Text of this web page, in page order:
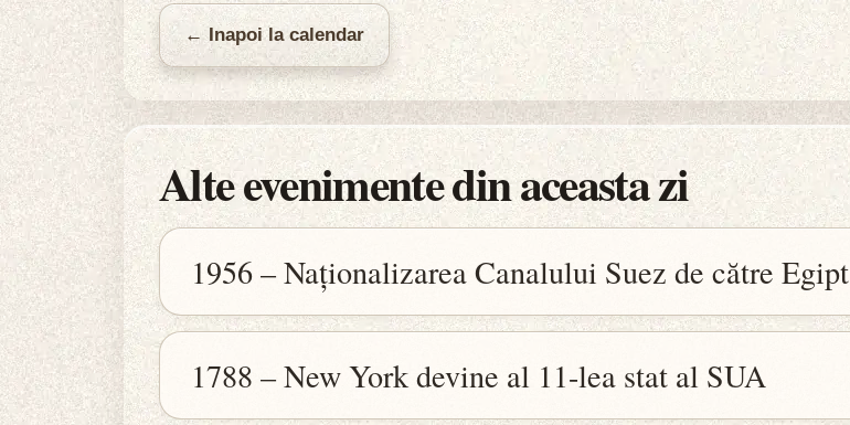
← Inapoi la calendar
Alte evenimente din aceasta zi
1956 – Naționalizarea Canalului Suez de către Egipt
1788 – New York devine al 11-lea stat al SUA